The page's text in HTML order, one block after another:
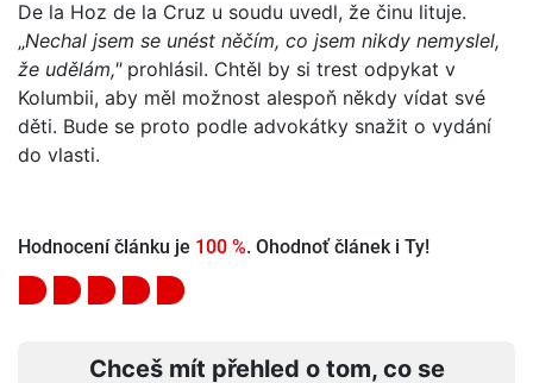
De la Hoz de la Cruz u soudu uvedl, že činu lituje.
„Nechal jsem se unést něčím, co jsem nikdy nemyslel,
že udělám,"prohlásil. Chtěl by si trest odpykat v
Kolumbii, aby měl možnost alespoň někdy vídat své
děti. Bude se proto podle advokátky snažit o vydání
do vlasti.
Hodnocení článku je 100 %. Ohodnoť článek i Ty!
Chceš mít přehled o tom, co se